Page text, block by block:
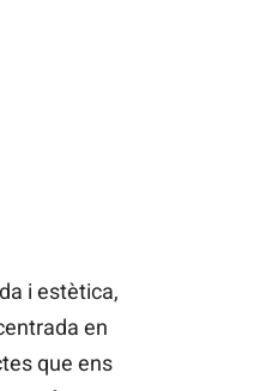
i estètica,
en
que ens